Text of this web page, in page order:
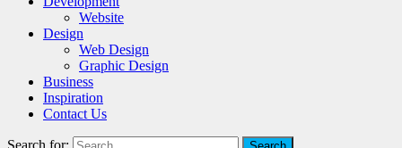
Website
Design
Web Design
Graphic Design
Business
Inspiration
Contact Us
Search for: